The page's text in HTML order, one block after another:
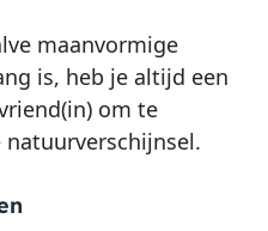
maanvormige
is, heb je altijd een
om te